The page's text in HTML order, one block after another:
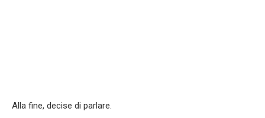
Alla fine, decise di parlare.